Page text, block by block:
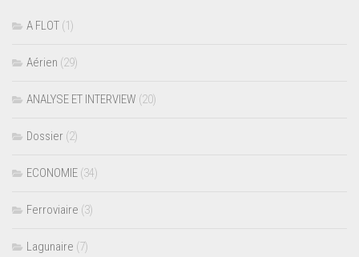
A FLOT (1)
Aérien (29)
ANALYSE ET INTERVIEW (20)
Dossier (2)
ECONOMIE (34)
Ferroviaire (3)
Lagunaire (7)